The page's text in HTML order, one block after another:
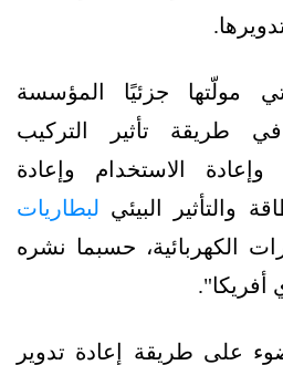
مولّتها جزئيًا المؤسسة
في طريقة تأثير التركيب
وإعادة الاستخدام وإعادة
والتأثير البيئي لبطاريات
الكهربائية، حسبما نشره
على طريقة إعادة تدوير